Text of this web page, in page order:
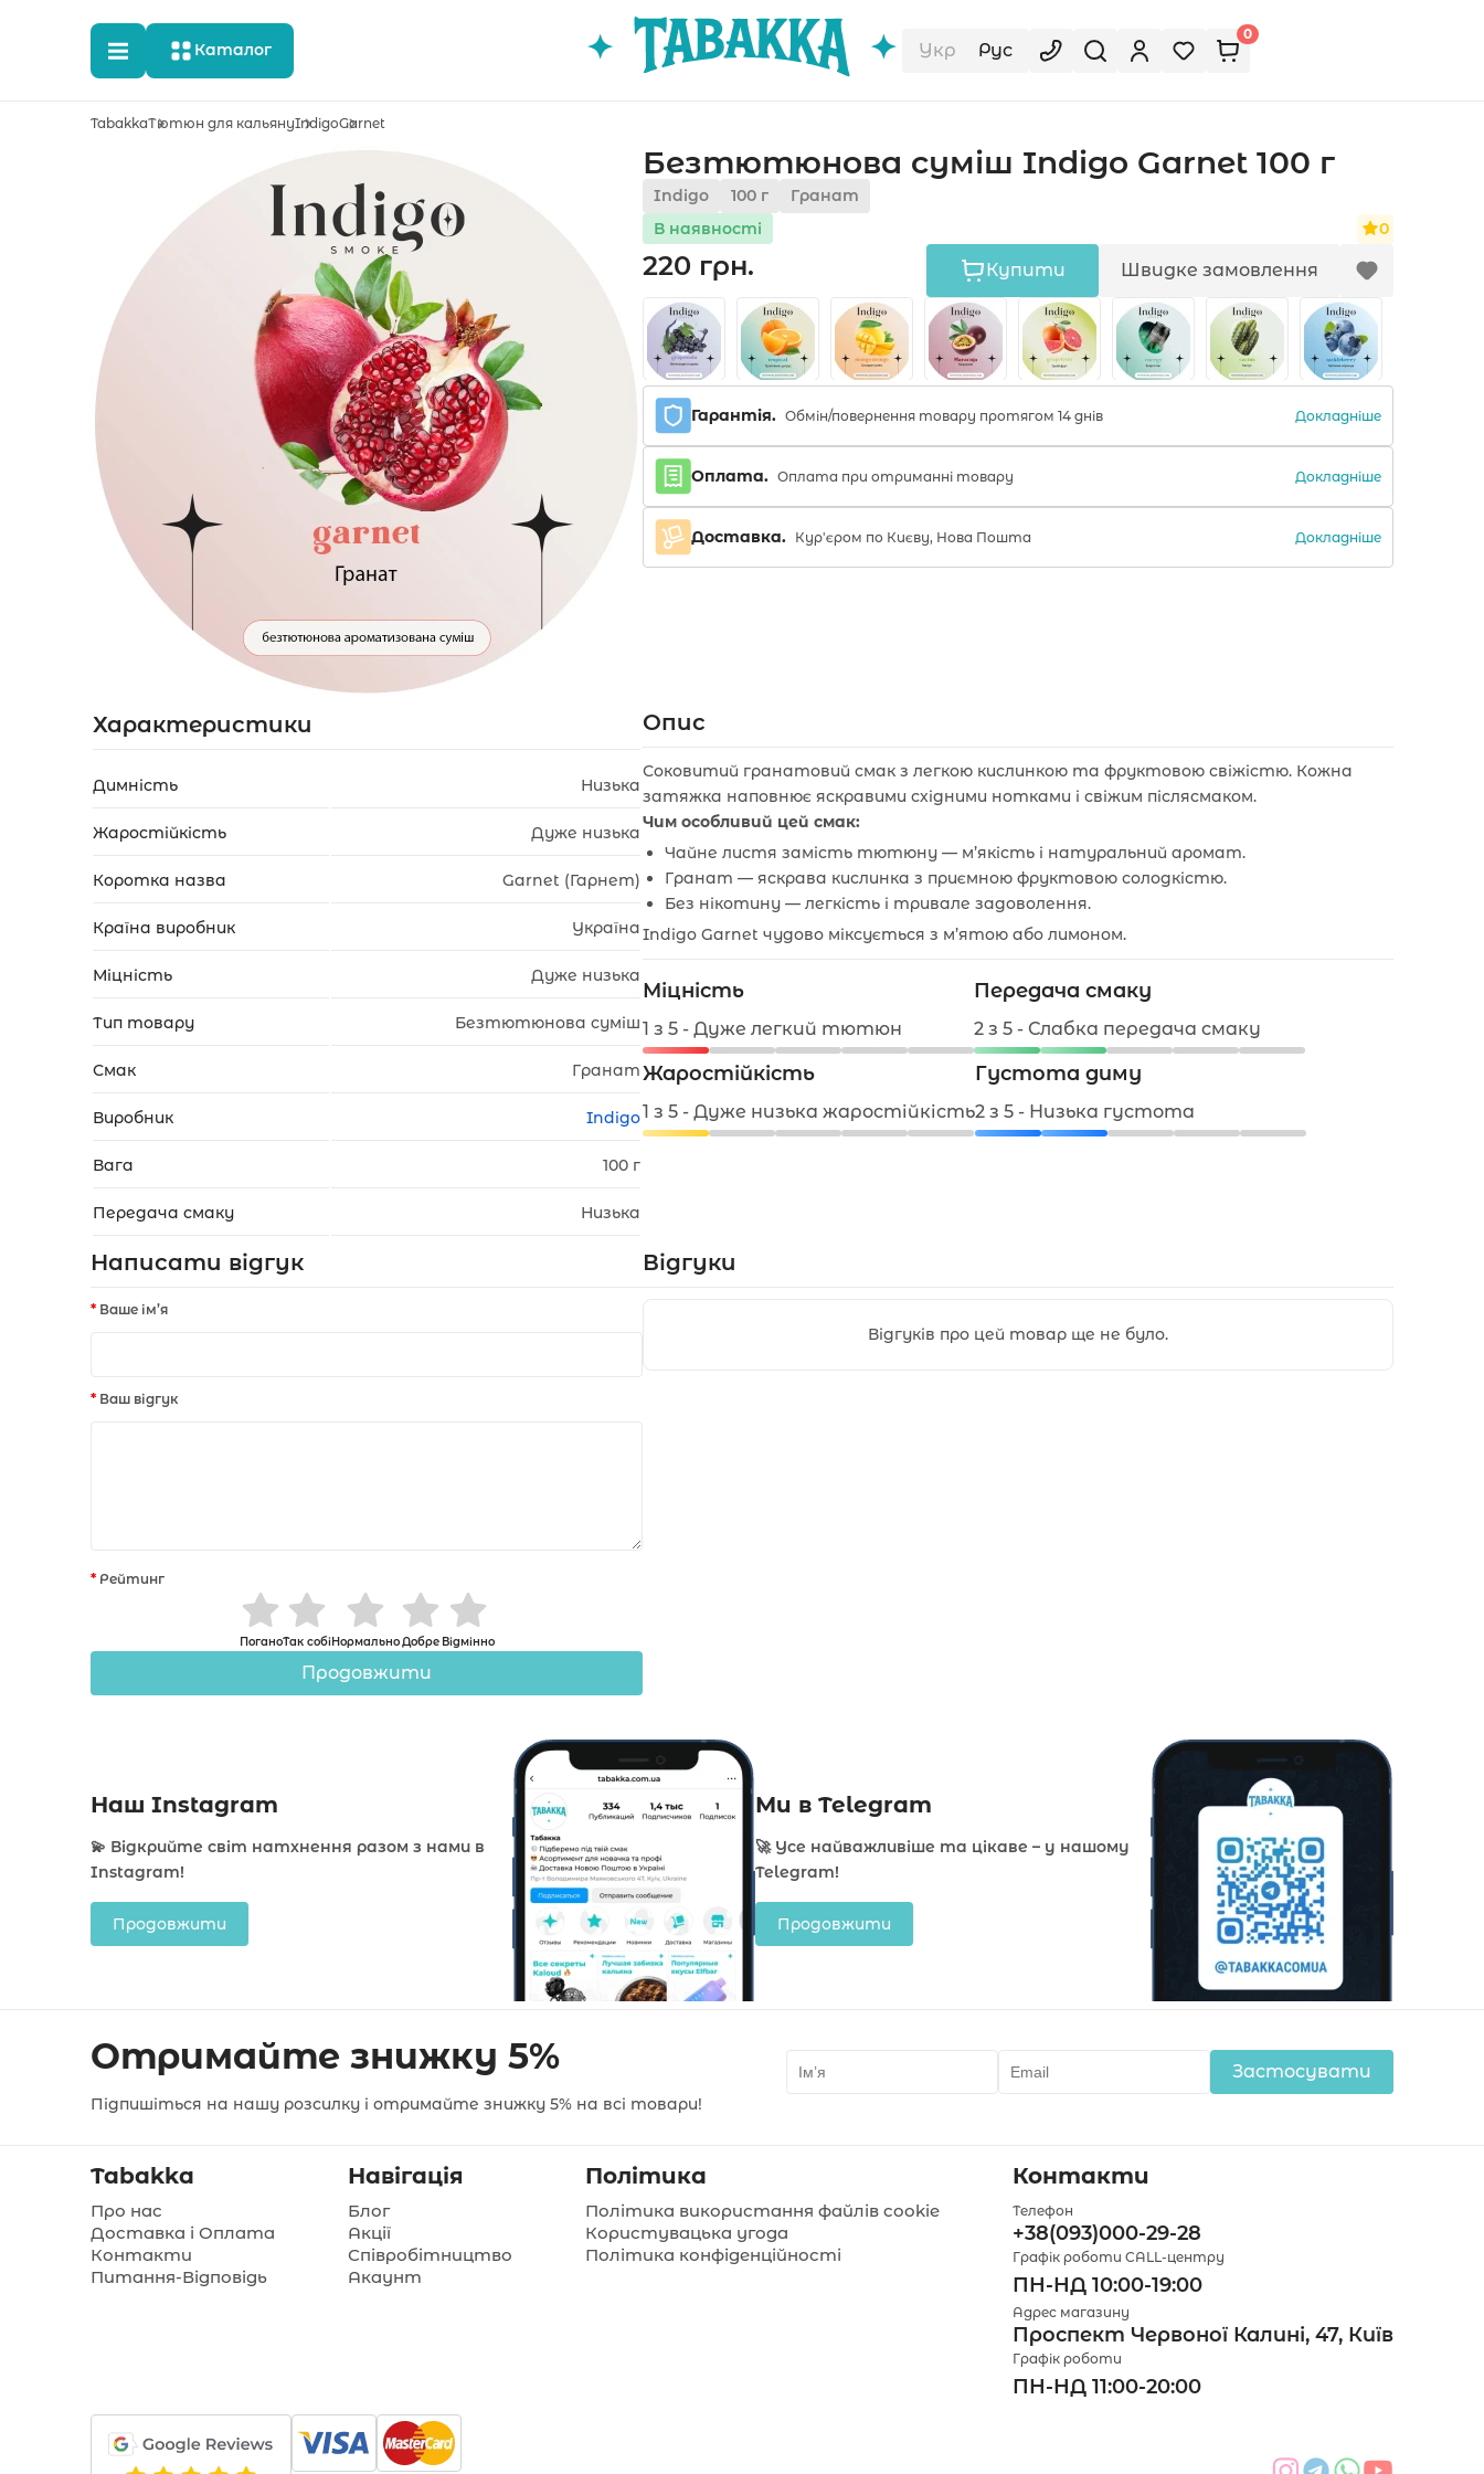
Каталог Укр Рус
0
Рус
TabakkaТютюн для кальянуIndigoGarnet
Безтютюнова суміш Indigo Garnet 100 г
Indigo 100 г
Гранат
В наявності
0
220 грн. Купити Швидке замовлення
Гарантія. Обмін/повернення товару протягом 14 днів Докладніше
Оплата. Оплата при отриманні товару Докладніше
Доставка. Кур'єром по Києву, Нова Пошта Докладніше
Характеристики
Димність Низька
Жаростійкість Дуже низька
Коротка назва Garnet (Гарнет)
Країна виробник Україна
Міцність Дуже низька
Тип товару Безтютюнова суміш
Смак Гранат
Виробник Indigo
Вага 100 г
Передача смаку Низька
Опис
Соковитий гранатовий смак з легкою кислинкою та фруктовою свіжістю. Кожна
затяжка наповнює яскравими східними нотками і свіжим післясмаком.
Чим особливий цей смак:
Чайне листя замість тютюну — м’якість і натуральний аромат.
Гранат — яскрава кислинка з приємною фруктовою солодкістю.
Без нікотину — легкість і тривале задоволення.
Indigo Garnet чудово міксується з м’ятою або лимоном.
Міцність
1 з 5 - Дуже легкий тютюн
Передача смаку
2 з 5 - Слабка передача смаку
Жаростійкість
1 з 5 - Дуже низька жаростійкість
Густота диму
2 з 5 - Низька густота
Написати відгук
Ваше ім’я
Ваш відгук
Рейтинг
ПоганоТак собіНормальноДобре Відмінно
Продовжити
Відгуки
Відгуків про цей товар ще не було.
Наш Instagram
💫 Відкрийте світ натхнення разом з нами в
Instagram!
Продовжити
Ми в Telegram
🚀 Усе найважливіше та цікаве – у нашому
Telegram!
Продовжити
Отримайте знижку 5%
Підпишіться на нашу розсилку і отримайте знижку 5% на всі товари!
Застосувати
Tabakka
Про нас
Доставка і Оплата
Контакти
Питання-Відповідь
Навігація
Блог
Акції
Співробітництво
Акаунт
Політика
Політика використання файлів cookie
Користувацька угода
Політика конфіденційності
Контакти
Телефон
+38(093)000-29-28
Графік роботи CALL-центру
ПН-НД 10:00-19:00
Адрес магазину
Проспект Червоної Калині, 47, Київ
Графік роботи
ПН-НД 11:00-20:00